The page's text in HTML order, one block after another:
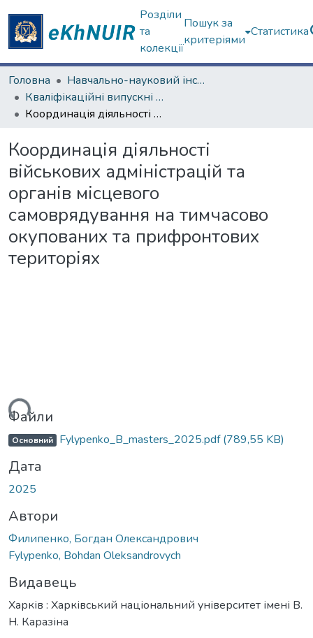
Розділи
та
колекції
Пошук за
критеріями
Статистика
Головна
Навчально-науковий інститут "Інститут державного управління"
Кваліфікаційні випускні роботи магістрів. Інститут державного управління
Координація діяльності військових адміністрацій та органів місцевого самоврядування на тимчасово окупованих та прифронтових територіях
Координація діяльності
військових адміністрацій та
органів місцевого
самоврядування на тимчасово
окупованих та прифронтових
територіях
Файли
Основний Fylypenko_B_masters_2025.pdf(789,55 KB)
Дата
2025
Автори
Филипенко, Богдан Олександрович
Fylypenko, Bohdan Oleksandrovych
Видавець
Харків : Харківський національний університет імені В.
Н. Каразіна